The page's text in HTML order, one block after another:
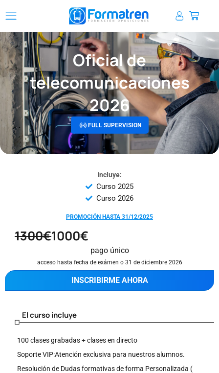
al
Oficial de
telecomunicaciones
2026
FULL SUPERVISION
Incluye:
Curso 2025
Curso 2026
PROMOCIÓN HASTA 31/12/2025
1300€1000€
pago único
acceso hasta fecha de exámen o 31 de diciembre 2026
INSCRIBIRME AHORA
El curso incluye
100 clases grabadas + clases en directo
Soporte VIP:Atención exclusiva para nuestros alumnos.
Resolución de Dudas formativas de forma Personalizada (